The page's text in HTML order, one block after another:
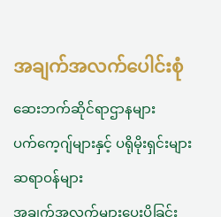
အချက်အလက်ပေါင်းစုံ
ဆေးဘက်ဆိုင်ရာဌာနများ
ပက်ကေ့ဂျ်များနှင့် ပရိုမိုးရှင်းများ
ဆရာဝန်များ
အချက်အလက်များပေးပို့ခြင်း